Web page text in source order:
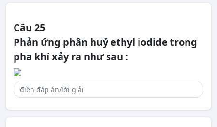
Câu 25
Phản ứng phân huỷ ethyl iodide trong
pha khí xảy ra như sau :